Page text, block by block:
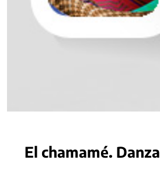
El chamamé. Danza